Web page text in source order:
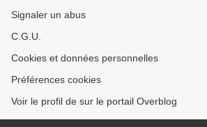
Signaler un abus
C.G.U.
Cookies et données personnelles
Préférences cookies
Voir le profil de sur le portail Overblog